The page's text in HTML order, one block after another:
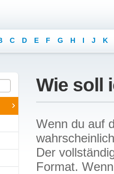
C D E F G H I J K
Wie soll
Wenn du auf
Der
Format.